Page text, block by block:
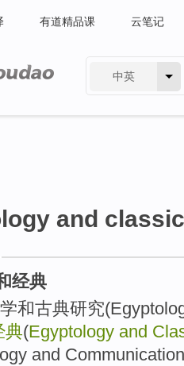
有道精品课 云笔记
中英
and
经典
和古典研究
典(Egyptology and
and